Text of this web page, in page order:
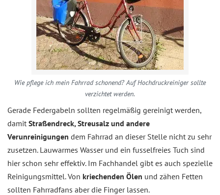
Wie pflege ich mein Fahrrad schonend? Auf Hochdruckreiniger sollte
verzichtet werden.
Gerade Federgabeln sollten regelmäßig gereinigt werden,
damit Straßendreck, Streusalz und andere
Verunreinigungen dem Fahrrad an dieser Stelle nicht zu sehr
zusetzen. Lauwarmes Wasser und ein fusselfreies Tuch sind
hier schon sehr effektiv. Im Fachhandel gibt es auch spezielle
Reinigungsmittel. Von kriechenden Ölen und zähen Fetten
sollten Fahrradfans aber die Finger lassen.